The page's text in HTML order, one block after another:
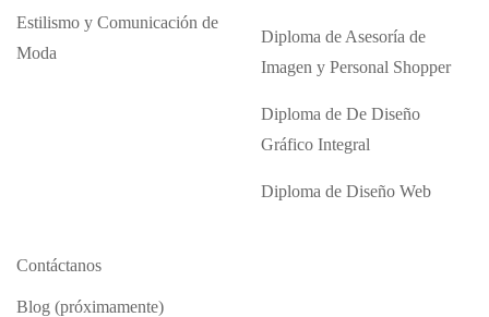
Estilismo y Comunicación de
Moda
Diploma de Asesoría de
Imagen y Personal Shopper
Diploma de De Diseño
Gráfico Integral
Diploma de Diseño Web
Contáctanos
Blog (próximamente)